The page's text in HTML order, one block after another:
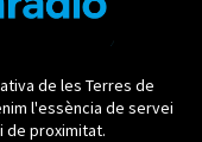
de les Terres de
l'essència de servei
de proximitat.